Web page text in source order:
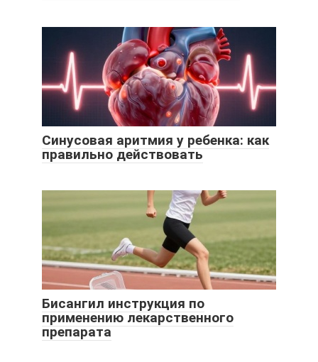
Синусовая аритмия у ребенка: как
правильно действовать
Бисангил инструкция по
применению лекарственного
препарата